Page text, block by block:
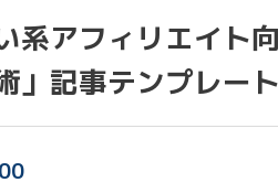
系アフィリエイト
」記事テンプレー